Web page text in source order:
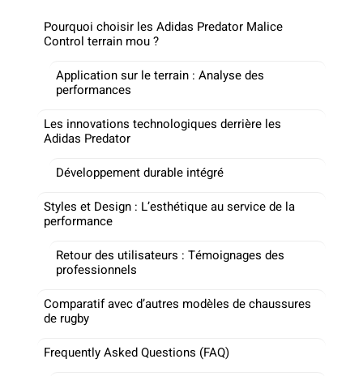
Pourquoi choisir les Adidas Predator Malice
Control terrain mou ?
Application sur le terrain : Analyse des
performances
Les innovations technologiques derrière les
Adidas Predator
Développement durable intégré
Styles et Design : L’esthétique au service de la
performance
Retour des utilisateurs : Témoignages des
professionnels
Comparatif avec d’autres modèles de chaussures
de rugby
Frequently Asked Questions (FAQ)